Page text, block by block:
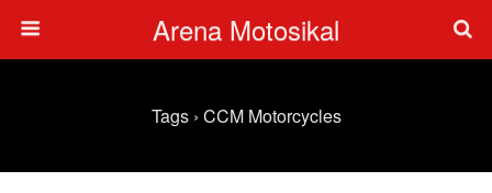
Arena Motosikal
Tags › CCM Motorcycles